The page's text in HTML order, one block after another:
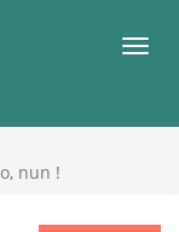
nun !